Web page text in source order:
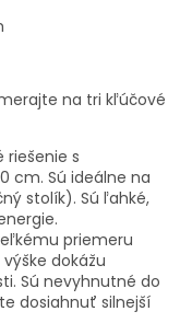
na tri kľúčové
riešenie s
cm. Sú ideálne na
stolík). Sú ľahké,
priemeru
dokážu
Sú nevyhnutné do
dosiahnuť silnejší